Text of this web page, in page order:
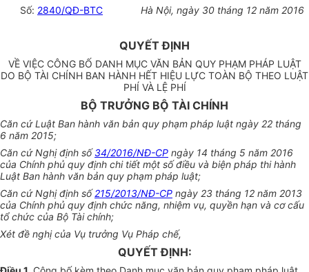
Số: 2840/QĐ-BTC Hà Nội, ngày 30 tháng 12 năm 2016
QUYẾT ĐỊNH
VỀ VIỆC CÔNG BỐ DANH MỤC VĂN BẢN QUY PHẠM PHÁP LUẬT
DO BỘ TÀI CHÍNH BAN HÀNH HẾT HIỆU LỰC TOÀN BỘ THEO LUẬT
PHÍ VÀ LỆ PHÍ
BỘ TRƯỞNG BỘ TÀI CHÍNH
Căn cứ Luật Ban hành văn bản quy phạm pháp luật ngày 22 tháng
6 năm 2015;
Căn cứ Nghị định số34/2016/NĐ-CP ngày 14 tháng 5 năm 2016
của Chính phủ quy định chi tiết một số điều và biện pháp thi hành
Luật Ban hành văn bản quy phạm pháp luật;
Căn cứ Nghị định số215/2013/NĐ-CP ngày 23 tháng 12 năm 2013
của Chính phủ quy định chức năng, nhiệm vụ, quyền hạn và cơ cấu
tổ chức của Bộ Tài chính;
Xét đề nghị của Vụ trưởng Vụ Pháp chế,
QUYẾT ĐỊNH: